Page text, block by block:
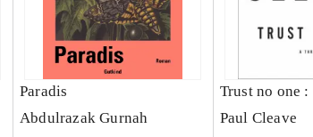
Paradis
Abdulrazak Gurnah
Trust no one
Paul Cleave